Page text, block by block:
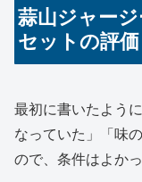
蒜山ジャー
セットの評価
最初に書いたよう
なっていた」「味
ので、条件はよか